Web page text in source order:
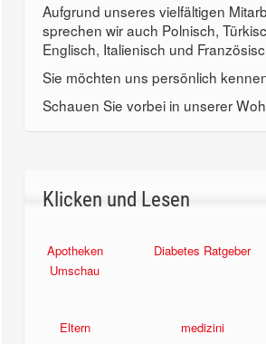
Aufgrund unseres vielfältigen
sprechen wir auch Polnisch,
Englisch, Italienisch und
Sie möchten uns persönlich
Schauen Sie vorbei in unserer
Klicken und Lesen
Apotheken
Umschau
Diabetes Ratgeber
Eltern medizini